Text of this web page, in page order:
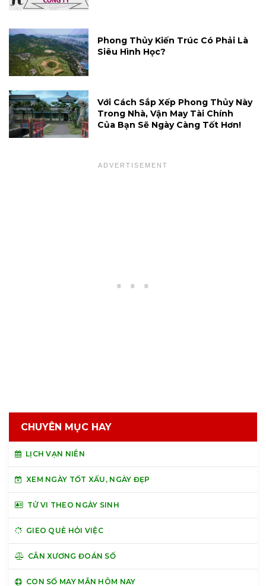
Phong Thủy Kiến Trúc Có Phải Là
Siêu Hình Học?
Với Cách Sắp Xếp Phong Thủy Này
Trong Nhà, Vận May Tài Chính
Của Bạn Sẽ Ngày Càng Tốt Hơn!
CHUYÊN MỤC HAY
LỊCH VẠN NIÊN
XEM NGÀY TỐT XẤU, NGÀY ĐẸP
TỬ VI THEO NGÀY SINH
GIEO QUẺ HỎI VIỆC
CÂN XƯƠNG ĐOÁN SỐ
CON SỐ MAY MẮN HÔM NAY